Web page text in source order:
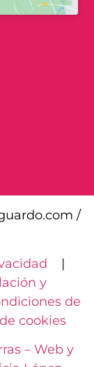
/
|
y
de
cookies
– Web y